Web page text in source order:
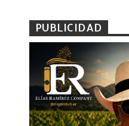
PUBLICIDAD